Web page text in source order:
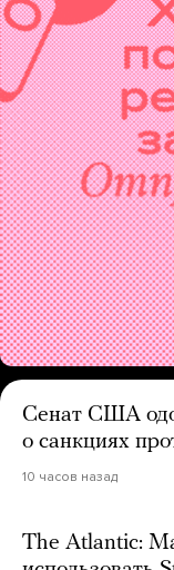
Сенат США
о санкциях
10 часов назад
The Atlantic: